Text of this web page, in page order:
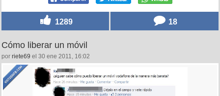
1289 18
Cómo liberar un móvil
por riete69 el 30 ene 2011, 16:02